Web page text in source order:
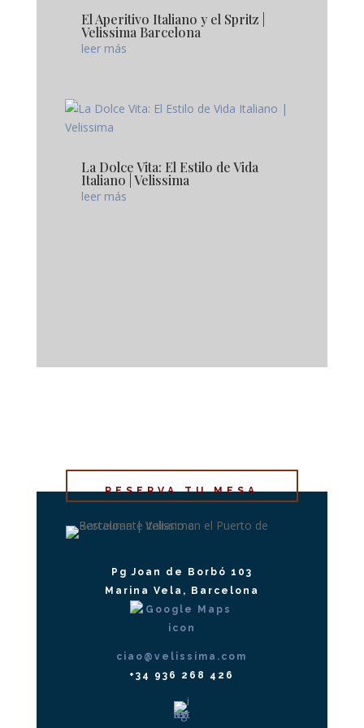
El Aperitivo Italiano y el Spritz |
Velissima Barcelona
leer más
La Dolce Vita: El Estilo de Vida
Italiano | Velissima
leer más
RESERVA TU MESA
Pg Joan de Borbó 103
Marina Vela, Barcelona
ciao@velissima.com
+34 936 268 426